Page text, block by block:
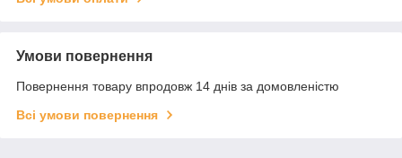
Умови повернення
Повернення товару впродовж 14 днів за домовленістю
Всі умови повернення